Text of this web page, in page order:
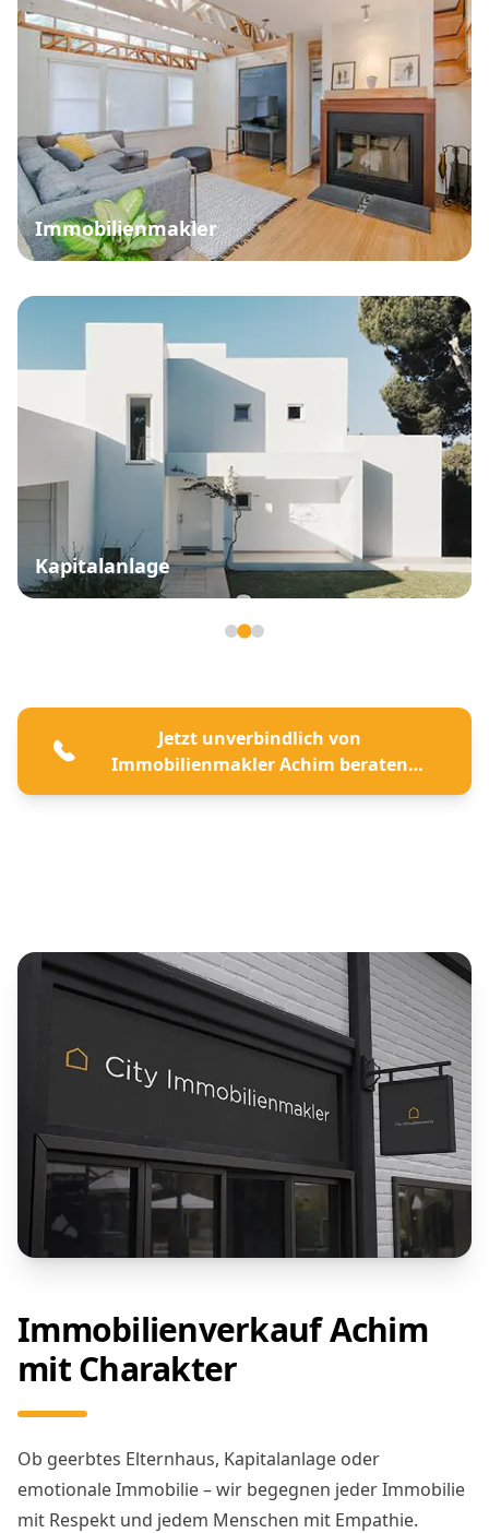
Immobilienmakler
Kapitalanlage
Jetzt unverbindlich von
Immobilienmakler Achim beraten
lassen
Immobilienverkauf Achim
mit Charakter
Ob geerbtes Elternhaus, Kapitalanlage oder
emotionale Immobilie – wir begegnen jeder Immobilie
mit Respekt und jedem Menschen mit Empathie.